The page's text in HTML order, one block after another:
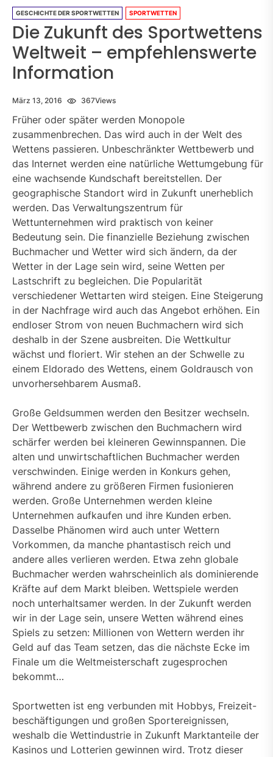
GESCHICHTE DER SPORTWETTEN SPORTWETTEN
Die Zukunft des Sportwettens
Weltweit – empfehlenswerte
Information
März 13, 2016 367Views
Früher oder später werden Monopole
zusammenbrechen. Das wird auch in der Welt des
Wettens passieren. Unbeschränkter Wettbewerb und
das Internet werden eine natürliche Wettumgebung für
eine wachsende Kundschaft bereitstellen. Der
geographische Standort wird in Zukunft unerheblich
werden. Das Verwaltungszentrum für
Wettunternehmen wird praktisch von keiner
Bedeutung sein. Die finanzielle Beziehung zwischen
Buchmacher und Wetter wird sich ändern, da der
Wetter in der Lage sein wird, seine Wetten per
Lastschrift zu begleichen. Die Popularität
verschiedener Wettarten wird steigen. Eine Steigerung
in der Nachfrage wird auch das Angebot erhöhen. Ein
endloser Strom von neuen Buchmachern wird sich
deshalb in der Szene ausbreiten. Die Wettkultur
wächst und floriert. Wir stehen an der Schwelle zu
einem Eldorado des Wettens, einem Goldrausch von
unvorhersehbarem Ausmaß.
Große Geldsummen werden den Besitzer wechseln.
Der Wettbewerb zwischen den Buchmachern wird
schärfer werden bei kleineren Gewinnspannen. Die
alten und unwirtschaftlichen Buchmacher werden
verschwinden. Einige werden in Konkurs gehen,
während andere zu größeren Firmen fusionieren
werden. Große Unternehmen werden kleine
Unternehmen aufkaufen und ihre Kunden erben.
Dasselbe Phänomen wird auch unter Wettern
Vorkommen, da manche phantastisch reich und
andere alles verlieren werden. Etwa zehn globale
Buchmacher werden wahrscheinlich als dominierende
Kräfte auf dem Markt bleiben. Wettspiele werden
noch unterhaltsamer werden. In der Zukunft werden
wir in der Lage sein, unsere Wetten während eines
Spiels zu setzen: Millionen von Wettern werden ihr
Geld auf das Team setzen, das die nächste Ecke im
Finale um die Weltmeisterschaft zugesprochen
bekommt…
Sportwetten ist eng verbunden mit Hobbys, Freizeit-
beschäftigungen und großen Sportereignissen,
weshalb die Wettindustrie in Zukunft Marktanteile der
Kasinos und Lotterien gewinnen wird. Trotz dieser